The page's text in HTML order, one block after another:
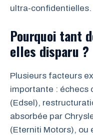
ultra-confidentielles.
Pourquoi tant
elles disparu ?
Plusieurs facteurs
importante : échecs
(Edsel),
absorbée par
(Eterniti Motors), ou